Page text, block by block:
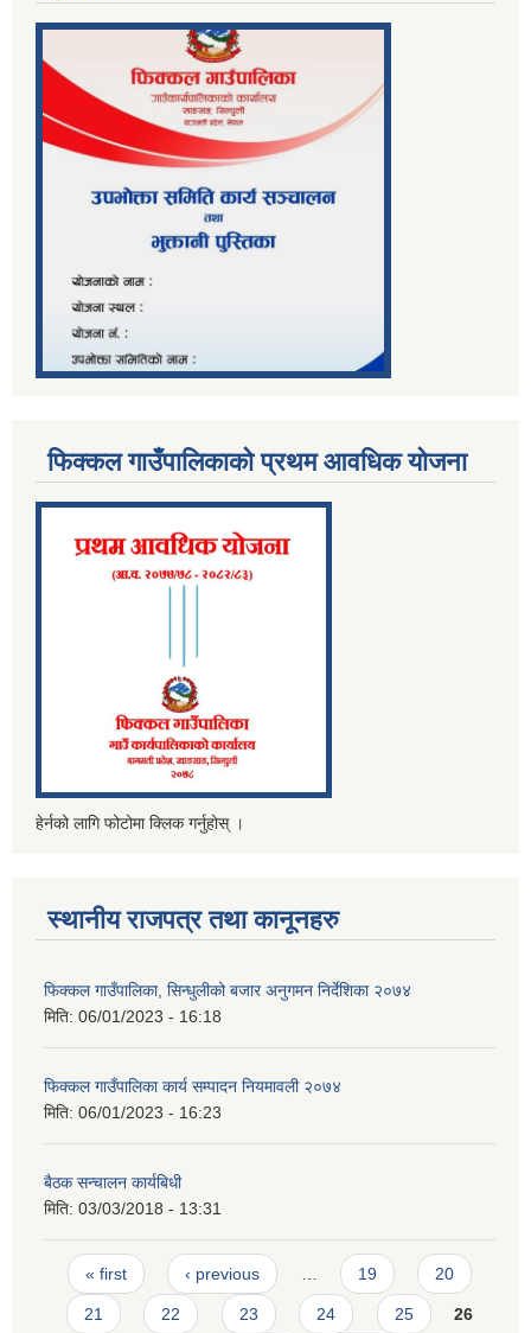
फिक्कल गाउँपालिकाको प्रथम आवधिक योजना
हेर्नको लागि फोटोमा क्लिक गर्नुहोस् ।
स्थानीय राजपत्र तथा कानूनहरु
फिक्कल गाउँपालिका, सिन्धुलीको बजार अनुगमन निर्देशिका २०७४
मिति: 06/01/2023 - 16:18
फिक्कल गाउँपालिका कार्य सम्पादन नियमावली २०७४
मिति: 06/01/2023 - 16:23
बैठक सन्चालन कार्यबिधी
मिति: 03/03/2018 - 13:31
Pages
« first ‹ previous 19 20
21 22 23 24 25 26